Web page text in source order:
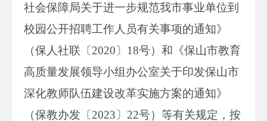
社会保障局关于进一步规范我市事业单位到
校园公开招聘工作人员有关事项的通知》
（保人社联〔2020〕18号）和《保山市教育
高质量发展领导小组办公室关于印发保山市
深化教师队伍建设改革实施方案的通知》
（保教办发〔2023〕22号）等有关规定，按